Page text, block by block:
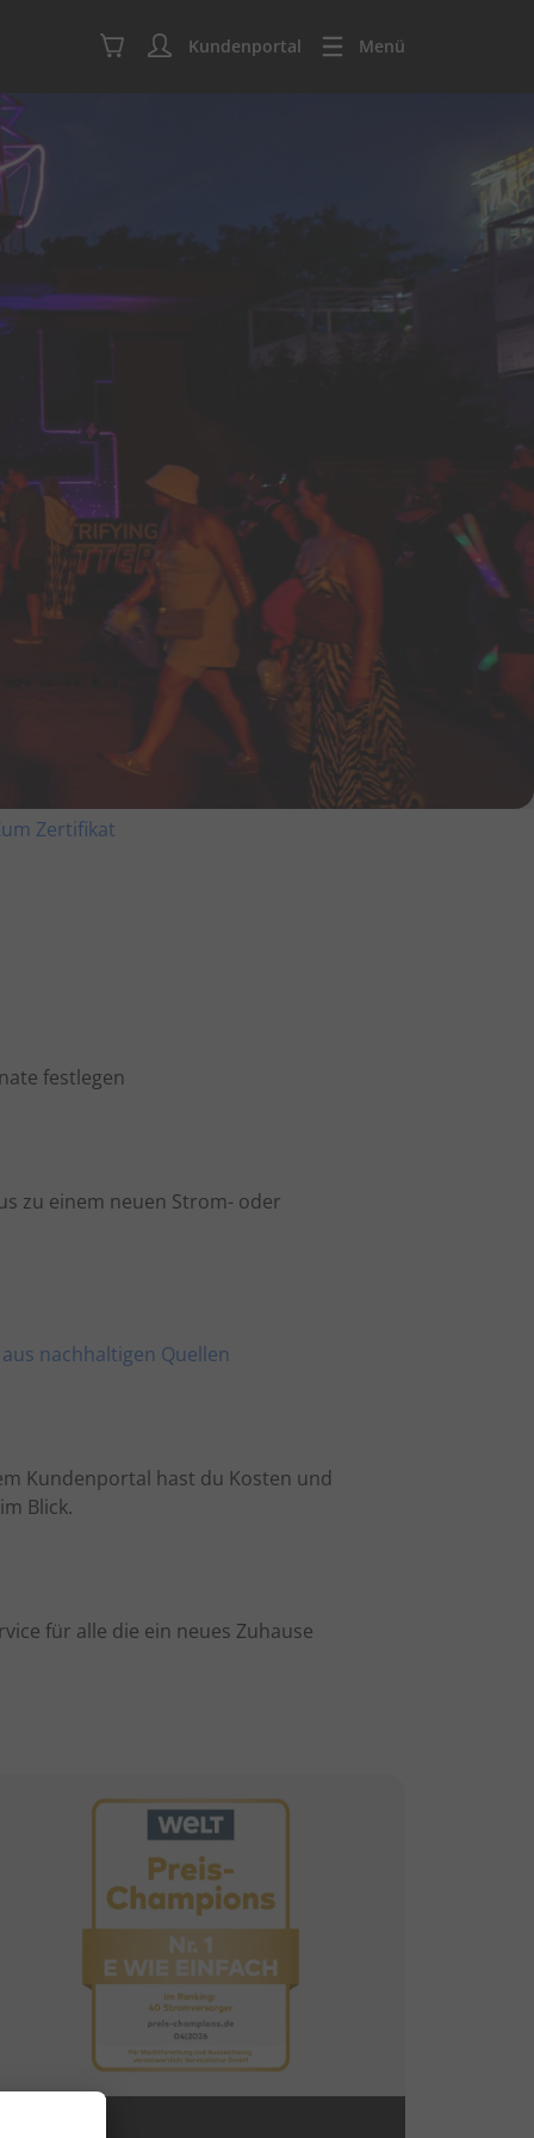
Kundenportal Menü
Zertifikat
festlegen
zu einem neuen Strom- oder
nachhaltigen Quellen
Kundenportal hast du Kosten und
Blick.
für alle die ein neues Zuhause